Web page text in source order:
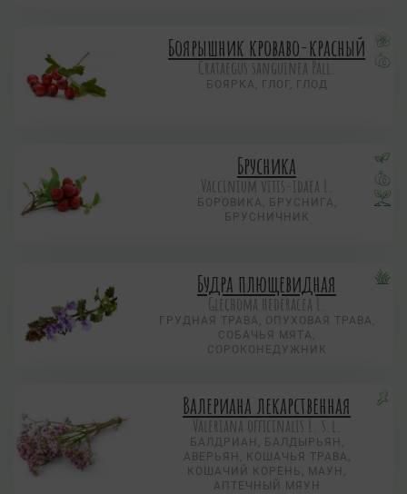
Боярышник кроваво-красный
Crataegus sanguinea Pall.
БОЯРКА, ГЛОГ, ГЛОД
Брусника
Vaccinium vitis-idaea L.
БОРОВИКА, БРУСНИГА,
БРУСНИЧНИК
Будра плющевидная
Glechoma hederacea L.
ГРУДНАЯ ТРАВА, ОПУХОВАЯ ТРАВА,
СОБАЧЬЯ МЯТА,
СОРОКОНЕДУЖНИК
Валериана лекарственная
Valeriana officinalis L. s.l.
БАЛДРИАН, БАЛДЫРЬЯН,
АВЕРЬЯН, КОШАЧЬЯ ТРАВА,
КОШАЧИЙ КОРЕНЬ, МАУН,
АПТЕЧНЫЙ МЯУН